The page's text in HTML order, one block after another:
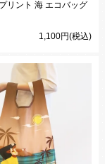
リント 海 エコバッグ
1,100円(税込)